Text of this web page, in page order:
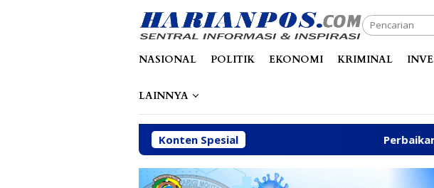
NASIONAL POLITIK EKONOMI KRIMINAL
LAINNYA
Konten Spesial Perbaikan Jalan Poros